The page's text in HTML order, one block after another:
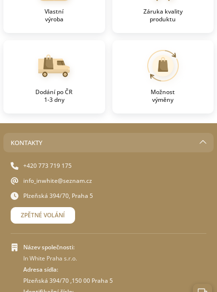
Vlastní
výroba
Záruka kvality
produktu
Dodání po ČR
1-3 dny
Možnost
výměny
KONTAKTY
+420 773 719 175
info_inwhite@seznam.cz
Plzeňská 394/70, Praha 5
ZPĚTNÉ VOLÁNÍ
Název společnosti:
In White Praha s.r.o.
Adresa sídla:
Plzeňská 394/70 ,150 00 Praha 5